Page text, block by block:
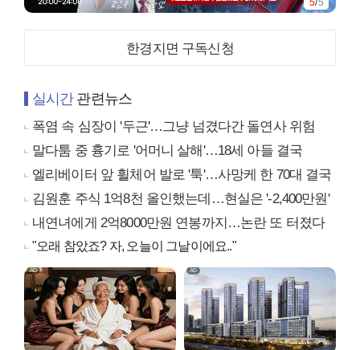
5/5
한경지면 구독신청
실시간관련뉴스
폭염 속 심장이 '두근'…그냥 넘겼다간 돌연사 위험
말다툼 중 흉기로 '어머니 살해'…18세 아들 결국
엘리베이터 앞 휠체어 발로 '툭'…사망케 한 70대 결국
김원훈 주식 1억8천 올인했는데…현실은 '-2,400만원'
내연녀에게 2억8000만원 연봉까지…논란 또 터졌다
"오래 참았죠? 자, 오늘이 그날이에요.."